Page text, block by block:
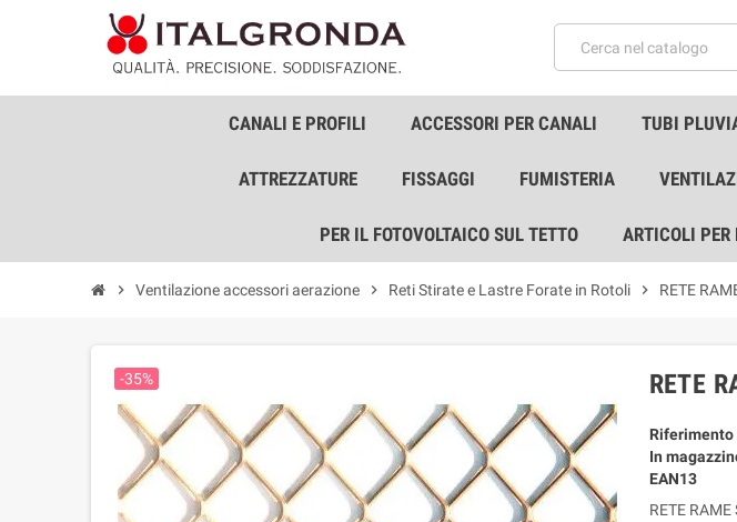
CANALI E PROFILI ACCESSORI PER CANALI TUBI
ATTREZZATURE FISSAGGI FUMISTERIA
PER IL FOTOVOLTAICO SUL TETTO ARTICOLI PER
chevron_right Ventilazione accessori aerazione chevron_right Reti Stirate e Lastre Forate in Rotoli chevron_right RETE
-35% RETE
Riferimento
In
EAN13
RETE